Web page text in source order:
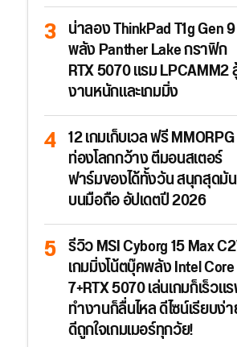
น่าลอง ThinkPad T1g Gen 9
พลัง Panther Lake กราฟิก
RTX 5070 แรม LPCAMM2
งานหนักและเกมมิ่ง
12 เกมเก็บเวล ฟรี MMORPG
ท่องโลกกว้าง ตีมอนสเตอร์
ฟาร์มของได้ทั้งวัน สนุกสุดมั
บนมือถือ อัปเดตปี 2026
รีวิว MSI Cyborg 15 Max
เกมมิ่งโน้ตบุ๊คพลัง Intel Core
7+RTX 5070 เล่นเกมก็เร็วแ
ทำงานก็ลื่นไหล ดีไซน์เรียบง่
ดีถูกใจเกมเมอร์ทุกวัย!